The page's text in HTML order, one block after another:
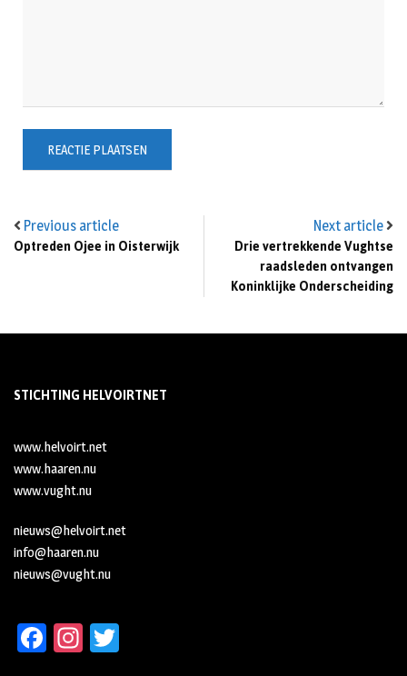
Previous article
Optreden Ojee in Oisterwijk
Next article
Drie vertrekkende Vughtse
raadsleden ontvangen
Koninklijke Onderscheiding
STICHTING HELVOIRTNET
www.helvoirt.net
www.haaren.nu
www.vught.nu
nieuws@helvoirt.net
info@haaren.nu
nieuws@vught.nu
Fa In